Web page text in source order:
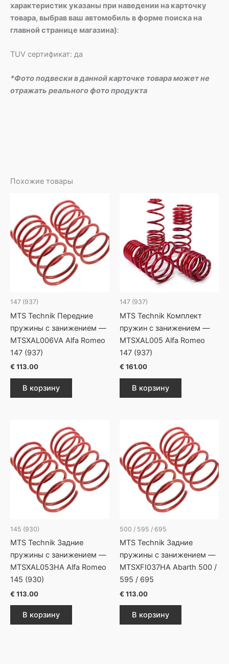
характеристик указаны при наведении на карточку
товара, выбрав ваш автомобиль в форме поиска на
главной странице магазина):
TUV сертификат: да
*Фото подвески в данной карточке товара может не
отражать реального фото продукта
Похожие товары
147 (937)
MTS Technik Передние
пружины с занижением —
MTSXAL006VA Alfa Romeo
147 (937)
€ 113.00
В корзину
147 (937)
MTS Technik Комплект
пружин с занижением —
MTSXAL005 Alfa Romeo
147 (937)
€ 161.00
В корзину
145 (930)
MTS Technik Задние
пружины с занижением —
MTSXAL053HA Alfa Romeo
145 (930)
€ 113.00
В корзину
500 / 595 / 695
MTS Technik Задние
пружины с занижением —
MTSXFI037HA Abarth 500 /
595 / 695
€ 113.00
В корзину